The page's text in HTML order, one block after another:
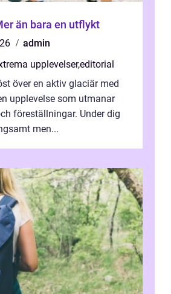
än bara en utflykt
admin
upplevelser,editorial
över en aktiv glaciär med
upplevelse som utmanar
föreställningar. Under dig
men...